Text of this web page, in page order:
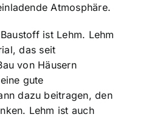
Atmosphäre.
ist Lehm. Lehm
das seit
von Häusern
gute
dazu beitragen, den
Lehm ist auch